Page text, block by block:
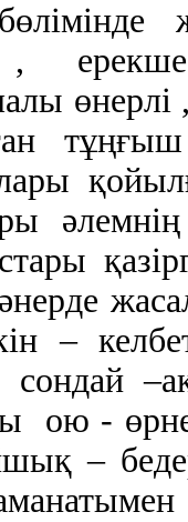
,
әлемнің
–
сондай
ою -
–